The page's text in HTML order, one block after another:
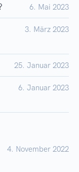
6. Mai 2023
3. März 2023
25. Januar 2023
6. Januar 2023
4. November 2022